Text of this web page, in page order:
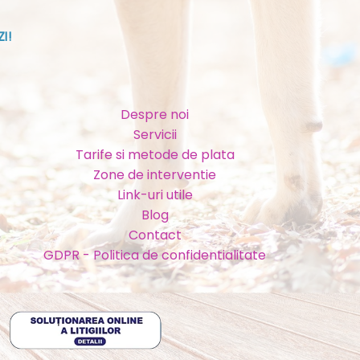
Despre noi
Servicii
Tarife si metode de plata
Zone de interventie
Link-uri utile
Blog
Contact
GDPR - Politica de confidentialitate